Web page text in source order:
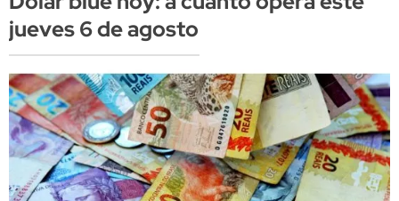
jueves 6 de agosto